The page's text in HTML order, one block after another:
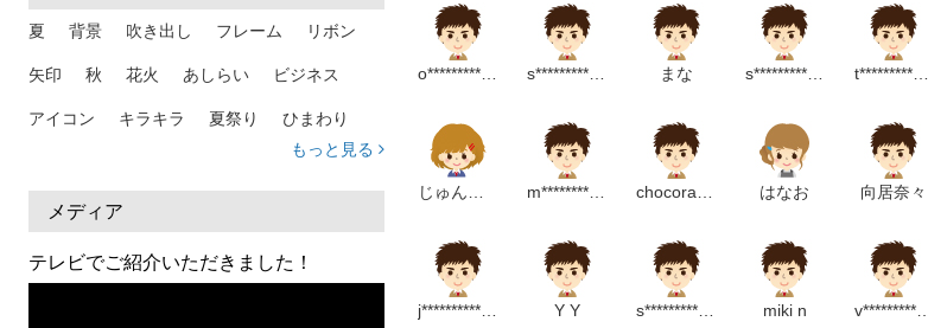
夏 背景 吹き出し フレーム リボン
矢印 秋 花火 あしらい ビジネス
アイコン キラキラ 夏祭り ひまわり
熱中症
人物 暑中見舞い
日本地図 海
もっと見る
メディア
テレビでご紹介いただきました！
まな s******************m t*********************m
はなお 向居奈々
Y Y miki n v*******************p